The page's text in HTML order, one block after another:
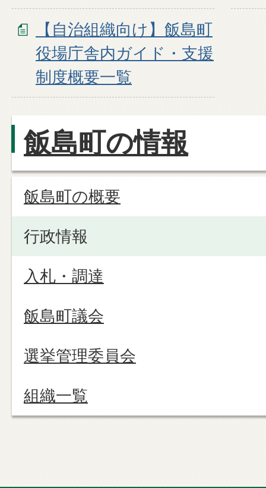
【自治組織向け】飯島町
役場庁舎内ガイド・支援
制度概要一覧
飯島町の情報
飯島町の概要
行政情報
入札・調達
飯島町議会
選挙管理委員会
組織一覧